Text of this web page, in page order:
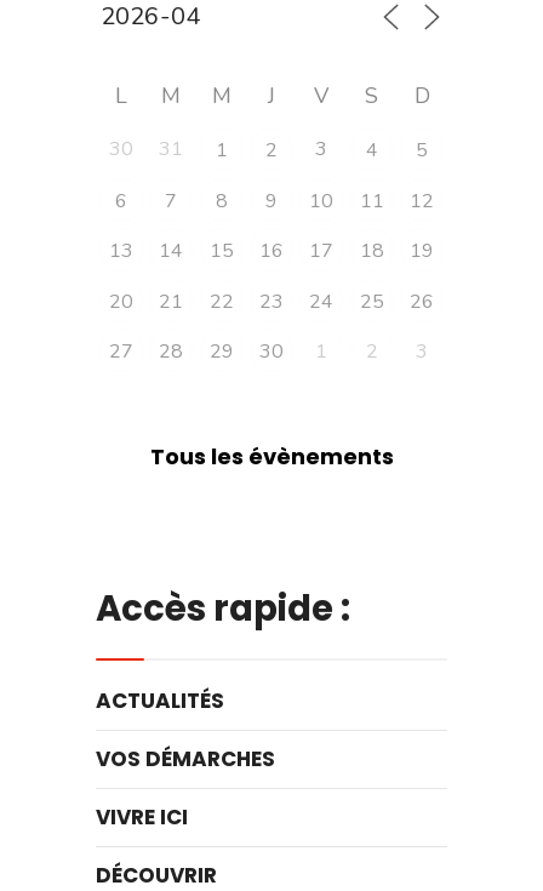
L M M J V S D
30 31 1 2 3 4
5
6
7 8 9 10 11
12
13
14 15 16 17 18
19
20
21 22 23 24 25
26
27
28 29 30 1 2 3
Tous les évènements
Accès rapide :
ACTUALITÉS
VOS DÉMARCHES
VIVRE ICI
DÉCOUVRIR